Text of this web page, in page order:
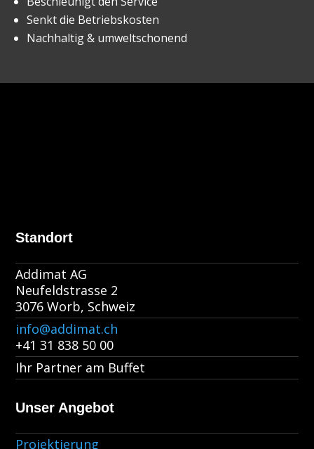
Senkt die Betriebskosten
Nachhaltig & umweltschonend
Standort
Addimat AG
Neufeldstrasse 2
3076 Worb, Schweiz
info@addimat.ch
+41 31 838 50 00
Ihr Partner am Buffet
Unser Angebot
Projektierung